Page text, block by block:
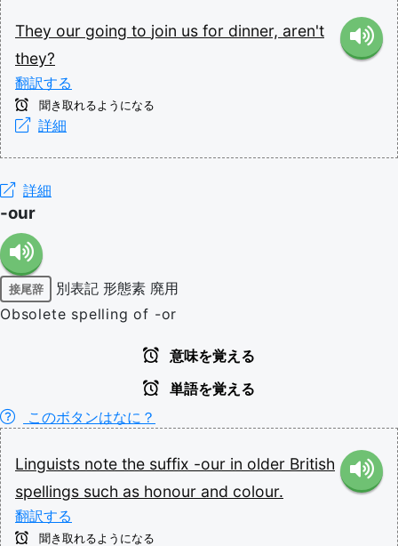
They our going to join us for dinner, aren't
they?
翻訳する
聞き取れるようになる
詳細
詳細
-our
接尾辞 別表記 形態素 廃用
Obsolete spelling of -or
意味を覚える
単語を覚える
このボタンはなに？
Linguists note the suffix -our in older British
spellings such as honour and colour.
翻訳する
聞き取れるようになる